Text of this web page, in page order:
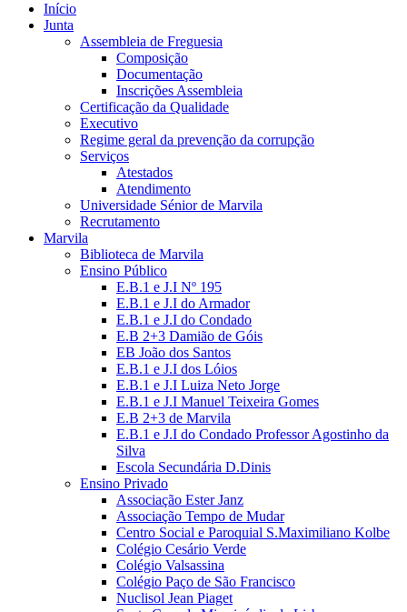
Início
Junta
Assembleia de Freguesia
Composição
Documentação
Inscrições Assembleia
Certificação da Qualidade
Executivo
Regime geral da prevenção da corrupção
Serviços
Atestados
Atendimento
Universidade Sénior de Marvila
Recrutamento
Marvila
Biblioteca de Marvila
Ensino Público
E.B.1 e J.I Nº 195
E.B.1 e J.I do Armador
E.B.1 e J.I do Condado
E.B 2+3 Damião de Góis
EB João dos Santos
E.B.1 e J.I dos Lóios
E.B.1 e J.I Luiza Neto Jorge
E.B.1 e J.I Manuel Teixeira Gomes
E.B 2+3 de Marvila
E.B.1 e J.I do Condado Professor Agostinho da
Silva
Escola Secundária D.Dinis
Ensino Privado
Associação Ester Janz
Associação Tempo de Mudar
Centro Social e Paroquial S.Maximiliano Kolbe
Colégio Cesário Verde
Colégio Valsassina
Colégio Paço de São Francisco
Nuclisol Jean Piaget